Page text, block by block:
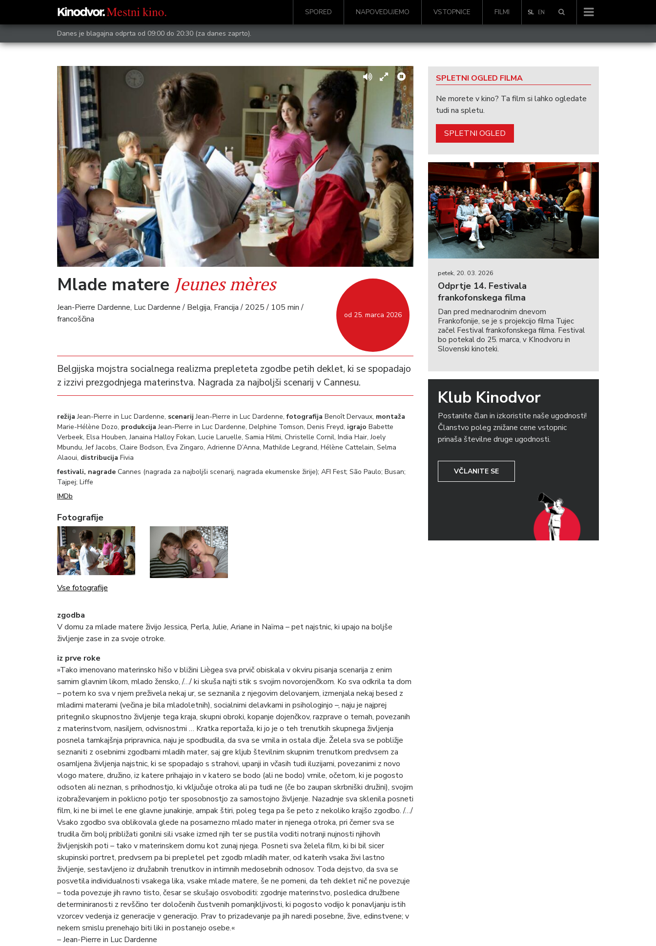
SPORED NAPOVEDUJEMO VSTOPNICE FILMI SL EN
Danes je blagajna odprta od 09:00 do 20:30 (za danes zaprto).
od 25. marca 2026
Mlade matere Jeunes mères
Jean-Pierre Dardenne, Luc Dardenne / Belgija, Francija / 2025 / 105 min /
francoščina
Belgijska mojstra socialnega realizma prepleteta zgodbe petih deklet, ki se spopadajo
z izzivi prezgodnjega materinstva. Nagrada za najboljši scenarij v Cannesu.
režija Jean-Pierre in Luc Dardenne, scenarij Jean-Pierre in Luc Dardenne,fotografija Benoît Dervaux, montaža
Marie-Hélène Dozo, produkcija Jean-Pierre in Luc Dardenne, Delphine Tomson, Denis Freyd, igrajo Babette
Verbeek, Elsa Houben, Janaina Halloy Fokan, Lucie Laruelle, Samia Hilmi, Christelle Cornil, India Hair, Joely
Mbundu, Jef Jacobs, Claire Bodson, Eva Zingaro, Adrienne D’Anna, Mathilde Legrand, Hélène Cattelain, Selma
Alaoui, distribucija Fivia
festivali, nagrade Cannes (nagrada za najboljši scenarij, nagrada ekumenske žirije); AFI Fest; São Paulo; Busan;
Tajpej; Liffe
IMDb
Fotografije
Vse fotografije
zgodba
V domu za mlade matere živijo Jessica, Perla, Julie, Ariane in Naïma – pet najstnic, ki upajo na boljše
življenje zase in za svoje otroke.
iz prve roke
»Tako imenovano materinsko hišo v bližini Liègea sva prvič obiskala v okviru pisanja scenarija z enim
samim glavnim likom, mlado žensko, /…/ ki skuša najti stik s svojim novorojenčkom. Ko sva odkrila ta dom
– potem ko sva v njem preživela nekaj ur, se seznanila z njegovim delovanjem, izmenjala nekaj besed z
mladimi materami (večina je bila mladoletnih), socialnimi delavkami in psihologinjo –, naju je najprej
pritegnilo skupnostno življenje tega kraja, skupni obroki, kopanje dojenčkov, razprave o temah, povezanih
z materinstvom, nasiljem, odvisnostmi … Kratka reportaža, ki jo je o teh trenutkih skupnega življenja
posnela tamkajšnja pripravnica, naju je spodbudila, da sva se vrnila in ostala dlje. Želela sva se pobližje
seznaniti z osebnimi zgodbami mladih mater, saj gre kljub številnim skupnim trenutkom predvsem za
osamljena življenja najstnic, ki se spopadajo s strahovi, upanji in včasih tudi iluzijami, povezanimi z novo
vlogo matere, družino, iz katere prihajajo in v katero se bodo (ali ne bodo) vrnile, očetom, ki je pogosto
odsoten ali neznan, s prihodnostjo, ki vključuje otroka ali pa tudi ne (če bo zaupan skrbniški družini), svojim
izobraževanjem in poklicno potjo ter sposobnostjo za samostojno življenje. Nazadnje sva sklenila posneti
film, ki ne bi imel le ene glavne junakinje, ampak štiri, poleg tega pa še peto z nekoliko krajšo zgodbo. /…/
Vsako zgodbo sva oblikovala glede na posamezno mlado mater in njenega otroka, pri čemer sva se
trudila čim bolj približati gonilni sili vsake izmed njih ter se pustila voditi notranji nujnosti njihovih
življenjskih poti – tako v materinskem domu kot zunaj njega. Posneti sva želela film, ki bi bil sicer
skupinski portret, predvsem pa bi prepletel pet zgodb mladih mater, od katerih vsaka živi lastno
življenje, sestavljeno iz družabnih trenutkov in intimnih medosebnih odnosov. Toda dejstvo, da sva se
posvetila individualnosti vsakega lika, vsake mlade matere, še ne pomeni, da teh deklet nič ne povezuje
– toda povezuje jih ravno tisto, česar se skušajo osvoboditi: zgodnje materinstvo, posledica družbene
determiniranosti z revščino ter določenih čustvenih pomanjkljivosti, ki pogosto vodijo k ponavljanju istih
vzorcev vedenja iz generacije v generacijo. Prav to prizadevanje pa jih naredi posebne, žive, edinstvene; v
nekem smislu prenehajo biti liki in postanejo osebe.«
– Jean-Pierre in Luc Dardenne
SPLETNI OGLED FILMA
Ne morete v kino? Ta film si lahko ogledate
tudi na spletu.
SPLETNI OGLED
petek, 20. 03. 2026
Odprtje 14. Festivala
frankofonskega filma
Dan pred mednarodnim dnevom
Frankofonije, se je s projekcijo filma Tujec
začel Festival frankofonskega filma. Festival
bo potekal do 25. marca, v KInodvoru in
Slovenski kinoteki.
Klub Kinodvor
Postanite član in izkoristite naše ugodnosti!
Članstvo poleg znižane cene vstopnic
prinaša številne druge ugodnosti.
VČLANITE SE